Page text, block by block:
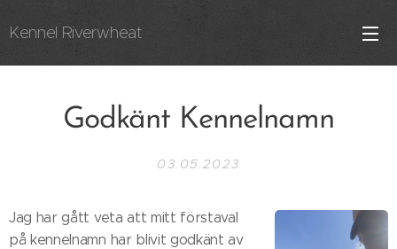
Kennel Riverwheat
Godkänt Kennelnamn
03.05.2023
Jag har gått veta att mitt förstaval
på kennelnamn har blivit godkänt av